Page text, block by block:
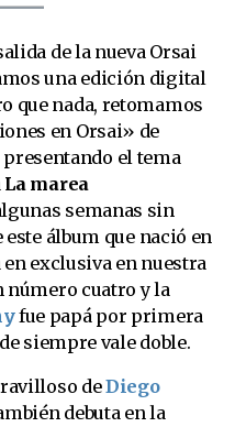
de la nueva Orsai
una edición digital
que nada, retomamos
en Orsai» de
presentando el tema
La marea
semanas sin
álbum que nació en
en exclusiva en nuestra
número cuatro y la
fue papá por primera
siempre vale doble.
deDiego
debuta en la